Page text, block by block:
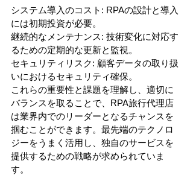
システム導入のコスト: RPAの設計と導入
には初期投資が必要。
継続的なメンテナンス: 技術変化に対応す
るための定期的な更新と監視。
セキュリティリスク: 顧客データの取り扱
いにおけるセキュリティ確保。
これらの重要性と課題を理解し、適切に
バランスを取ることで、RPA旅行代理店
は業界内でのリーダーとなるチャンスを
掴むことができます。最先端のテクノロ
ジーをうまく活用し、独自のサービスを
提供するための戦略が求められていま
す。